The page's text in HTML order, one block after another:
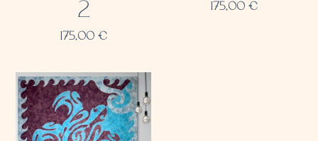
2
175,00 €
175,00€